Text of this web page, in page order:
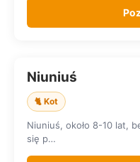
SZUKA DOMU
Niuniuś
🐈 Kot
Niuniuś, około 8-10 lat,
się p…